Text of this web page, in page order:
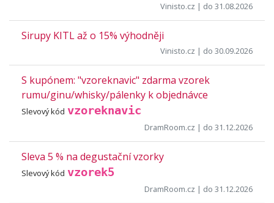
Vinisto.cz | do 31.08.2026
Sirupy KITL až o 15% výhodněji
Vinisto.cz | do 30.09.2026
S kupónem: "vzoreknavic" zdarma vzorek
rumu/ginu/whisky/pálenky k objednávce
Slevový kód vzoreknavic
DramRoom.cz | do 31.12.2026
Sleva 5 % na degustační vzorky
Slevový kód vzorek5
DramRoom.cz | do 31.12.2026